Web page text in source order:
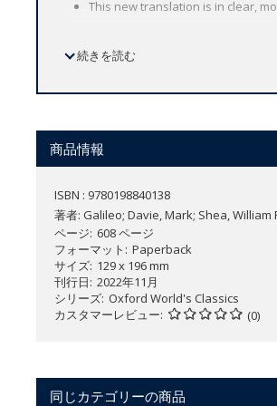
This new translation is in clear,
'The truth which we arrive at by
Galileo'sDialogue on the Two
notes give a clear overview of
続きを読む
商品情報
ISBN : 9780198840138
著者: Galileo; Davie, Mark; Shea, William
ページ 608 ページ
フォーマット
Paperback
サイズ 129 x 196 mm
刊行日 2022年11月
シリーズ Oxford World's Classics
カスタマーレビュー
(0)
同じカテゴリーの商品